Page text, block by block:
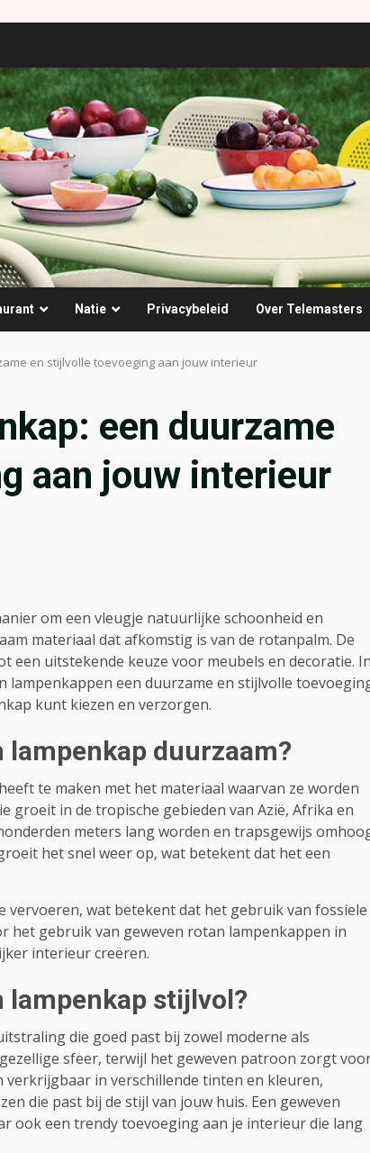
Natie Privacybeleid Over Telemasters
en stijlvolle toevoeging aan jouw interieur
een duurzame
aan jouw interieur
om een vleugje natuurlijke schoonheid en
materiaal dat afkomstig is van de rotanpalm. De
uitstekende keuze voor meubels en decoratie. In
een duurzame en stijlvolle
kunt kiezen en verzorgen.
lampenkap duurzaam?
te maken met het materiaal waarvan ze worden
groeit in de tropische gebieden van Azië, Afrika en
meters lang worden en trapsgewijs
het snel weer op, wat betekent dat het een
vervoeren, wat betekent dat het gebruik van fossiele
gebruik van geweven rotan lampenkappen in
interieur creëren.
lampenkap stijlvol?
die goed past bij zowel moderne als
sfeer, terwijl het geweven patroon zorgt
in verschillende tinten en kleuren,
die past bij de stijl van jouw huis. Een geweven
ook een trendy toevoeging aan je interieur die lang